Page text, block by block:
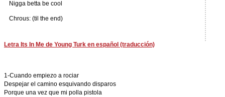
Nigga betta be cool
Chrous: (til the end)
Letra Its In Me de Young Turk en español (traducción)
1-Cuando empiezo a rociar
Despejar el camino esquivando disparos
Porque una vez que mi polla pistola